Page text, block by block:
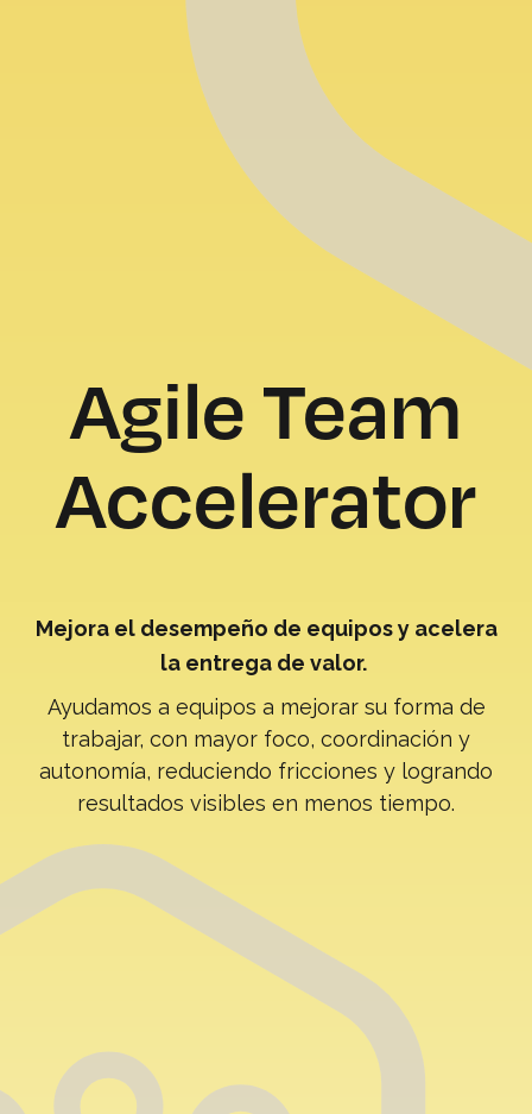
Agile Team
Accelerator
Mejora el desempeño de equipos y acelera
la entrega de valor.
Ayudamos a equipos a mejorar su forma de
trabajar, con mayor foco, coordinación y
autonomía, reduciendo fricciones y logrando
resultados visibles en menos tiempo.